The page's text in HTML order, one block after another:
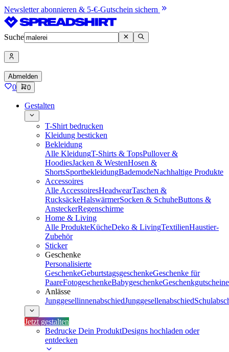
Newsletter abonnieren & 5-€-Gutschein sichern
Suche
Abmelden
0 0
Gestalten
T-Shirt bedrucken
Kleidung besticken
Bekleidung
Alle KleidungT-Shirts & TopsPullover &
HoodiesJacken & WestenHosen &
ShortsSportbekleidungBademodeNachhaltige Produkte
Accessoires
Alle AccessoiresHeadwearTaschen &
RucksäckeHalswärmerSocken & SchuheButtons &
AnsteckerRegenschirme
Home & Living
Alle ProdukteKücheDeko & LivingTextilienHaustier-
Zubehör
Sticker
Geschenke
Personalisierte
GeschenkeGeburtstagsgeschenkeGeschenke für
PaareFotogeschenkeBabygeschenkeGeschenkgutscheine
Anlässe
JunggesellinnenabschiedJunggesellenabschied
Jetzt gestalten
Bedrucke Dein ProduktDesigns hochladen oder
entdecken